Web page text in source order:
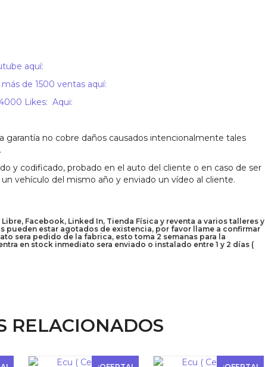
aquí:
de 1500 ventas aquí:
Likes: Aqui:
no cobre daños causados intencionalmente tales
y codificado, probado en el auto del cliente o en caso de ser
vehículo del mismo año y enviado un vídeo al cliente.
Facebook, Linked In, Tienda Física y reventa a varios talleres y
estar agotados de existencia, por favor llame a confirmar
sera pedido de la fabrica, esto toma 2 semanas para la
en stock inmediato sera enviado o instalado entre 1 y 2 días (
RELACIONADOS